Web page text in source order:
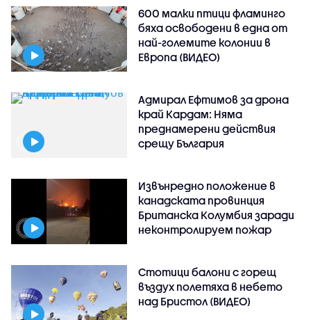
600 малки птици фламинго
бяха освободени в една от
най-големите колонии в
Европа (ВИДЕО)
Адмирал Ефтимов за дрона
край Кардам: Няма
преднамерени действия
срещу България
Извънредно положение в
канадската провинция
Британска Колумбия заради
неконтролируем пожар
Стотици балони с горещ
въздух полетяха в небето
над Бристол (ВИДЕО)